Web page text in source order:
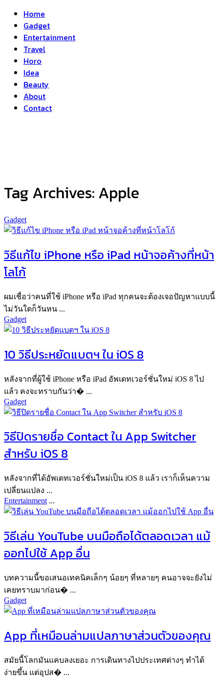
Home
Gadget
Entertainment
Travel
Horo
Idea
Beauty
About
Contact
Tag Archives:Apple
Gadget
วิธีแก้ไข iPhone หรือ iPad หน้าจอค้างที่หน้า
โลโก้
ผมเชื่อว่าคนที่ใช้ iPhone หรือ iPad ทุกคนจะต้องเจอปัญหาแบบนี้
ไม่วันใดก็วันหน ...
Gadget
10 วิธีประหยัดแบตฯ ใน iOS 8
หลังจากที่ผู้ใช้ iPhone หรือ iPad อัพเดทเวอร์ชั่นใหม่ iOS 8 ไป
แล้ว คงจะทราบกันว่า� ...
Gadget
วิธีปิดรายชื่อ Contact ใน App Switcher
สำหรับ iOS 8
หลังจากที่ได้อัพเดทเวอร์ชั่นใหม่เป็น iOS 8 แล้ว เราก็เห็นความ
เปลี่ยนแปลง ...
Entertainment ...
วิธีเล่น YouTube บนมือถือได้ตลอดเวลา แม้
ออกไปใช้ App อื่น
บทความนี้ขอเสนอเทคนิคเล็กๆ น้อยๆ ที่หลายๆ คนอาจจะยังไม่
เคยทราบมาก่อน� ...
Gadget
App ที่เหมือนล่ามแปลภาษาส่วนตัวของคุณ
สมัยนี้โลกมันแคบลงเยอะ การเดินทางไปประเทศต่างๆ ทำได้
ง่ายขึ้น แต่อุปส� ...